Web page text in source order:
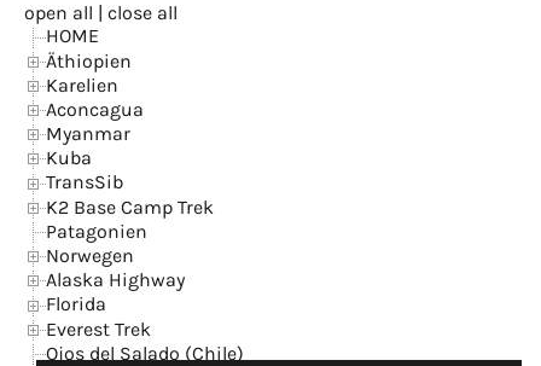
open all
close all
HOME
Äthiopien
Karelien
Aconcagua
Myanmar
Kuba
TransSib
K2 Base Camp Trek
Patagonien
Norwegen
Alaska Highway
Florida
Everest Trek
Ojos del Salado (Chile)